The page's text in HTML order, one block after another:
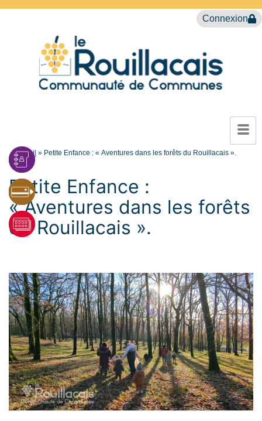
Connexion
Accueil » Petite Enfance : « Aventures dans les forêts du Rouillacais ».
Petite Enfance :
« Aventures dans les forêts
du Rouillacais ».